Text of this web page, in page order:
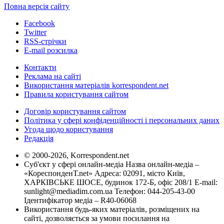
Повна версія сайту
Facebook
Twitter
RSS-стрічки
E-mail розсилка
Контакти
Реклама на сайті
Використання матеріалів korrespondent.net
Правила користування сайтом
Договір користування сайтом
Політика у сфері конфіденційності і персональних даних
Угода щодо користування
Редакція
© 2000-2026, Korrespondent.net
Суб'єкт у сфері онлайн-медіа Назва онлайн-медіа –
«КореспонденТ.net» Адреса: 02091, місто Київ,
ХАРКІВСЬКЕ ШОСЕ, будинок 172-Б, офіс 208/1 E-mail:
sunlight@mediadim.com.ua Телефон: 044-205-43-00
Ідентифікатор медіа – R40-06068
Використання будь-яких матеріалів, розміщених на
сайті, дозволяється за умови посилання на